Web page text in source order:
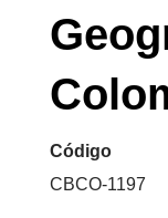
Código
CBCO-1197